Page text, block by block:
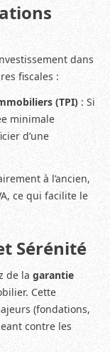
dans
fiscales :
(TPI) : Si
minimale
d’une
à l’ancien,
ce qui facilite le
Sérénité
de la garantie
Cette
(fondations,
contre les